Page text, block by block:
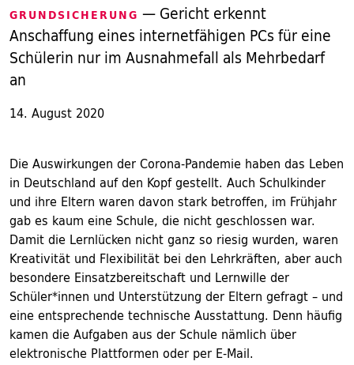
GRUNDSICHERUNG — Gericht erkennt
Anschaffung eines internetfähigen PCs für eine
Schülerin nur im Ausnahmefall als Mehrbedarf
an
14. August 2020
Die Auswirkungen der Corona-Pandemie haben das Leben
in Deutschland auf den Kopf gestellt. Auch Schulkinder
und ihre Eltern waren davon stark betroffen, im Frühjahr
gab es kaum eine Schule, die nicht geschlossen war.
Damit die Lernlücken nicht ganz so riesig wurden, waren
Kreativität und Flexibilität bei den Lehrkräften, aber auch
besondere Einsatzbereitschaft und Lernwille der
Schüler*innen und Unterstützung der Eltern gefragt – und
eine entsprechende technische Ausstattung. Denn häufig
kamen die Aufgaben aus der Schule nämlich über
elektronische Plattformen oder per E-Mail.